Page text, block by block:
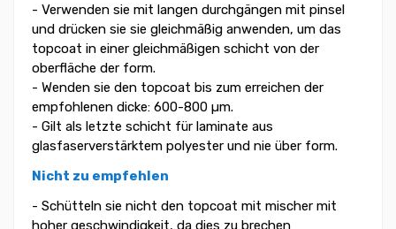
- Verwenden sie mit langen durchgängen mit pinsel
und drücken sie sie gleichmäßig anwenden, um das
topcoat in einer gleichmäßigen schicht von der
oberfläche der form.
- Wenden sie den topcoat bis zum erreichen der
empfohlenen dicke: 600-800 µm.
- Gilt als letzte schicht für laminate aus
glasfaserverstärktem polyester und nie über form.
Nicht zu empfehlen
- Schütteln sie nicht den topcoat mit mischer mit
hoher geschwindigkeit, da dies zu brechen